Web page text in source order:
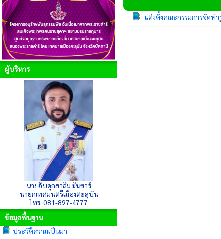
ผู้บริหาร
นายอับดุลฮาลิม มินซาร์
นายกเทศมนตรีเมืองตะลุบัน
โทร. 081-897-4777
ข้อมูลพื้นฐาน
ประวัติความเป็นมา
แต่งตั้งคณะกรรมการจัดท